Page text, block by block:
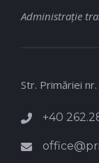
Administraţie
Str. Primăriei
+40